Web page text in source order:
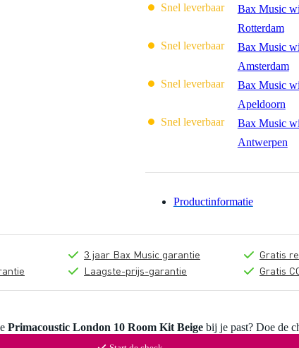
Snel leverbaar
Bax Music
Rotterdam
Snel leverbaar
Bax Music
Amsterdam
Snel leverbaar
Bax Music
Apeldoorn
Snel leverbaar
Bax Music
Antwerpen
Productinformatie
3 jaar Bax Music garantie
Laagste-prijs-garantie
Gratis
Gratis
Primacoustic London 10 Room Kit Beigebij je past? Doe de